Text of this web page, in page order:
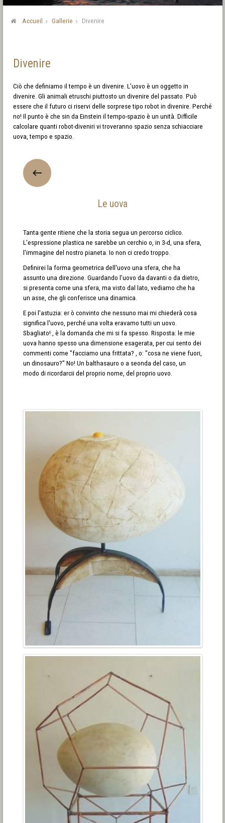
Accueil Gallerie Divenire
Divenire
Ciò che definiamo il tempo è un divenire. L’uovo è un oggetto in
divenire. Gli animali etruschi piuttosto un divenire del passato. Può
essere che il futuro ci riservi delle sorprese tipo robot in divenire. Perché
no! Il punto è che sin da Einstein il tempo-spazio è un unità. Difficile
calcolare quanti robot-diveniri vi troveranno spazio senza schiacciare
uova, tempo e spazio.
Le uova
Tanta gente ritiene che la storia segua un percorso ciclico.
L'espressione plastica ne sarebbe un cerchio o, in 3-d, una sfera,
l'immagine del nostro pianeta. Io non ci credo troppo.
Definirei la forma geometrica dell'uovo una sfera, che ha
assunto una direzione. Guardando l’uovo da davanti o da dietro,
si presenta come una sfera, ma visto dal lato, vediamo che ha
un asse, che gli conferisce una dinamica.
E poi l'astuzia: er ò convinto che nessuno mai mi chiederà cosa
significa l'uovo, perché una volta eravamo tutti un uovo.
Sbagliato! , è la domanda che mi si fa spesso. Risposta: le mie
uova hanno spesso una dimensione esagerata, per cui sento dei
commenti come "facciamo una frittata? , o: "cosa ne viene fuori,
un dinosauro?” No! Un balthasauro o a seonda del caso, un
modo di ricordarcii del proprio nome, del proprio uovo.